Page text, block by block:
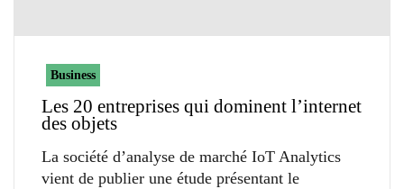
Business
Les 20 entreprises qui dominent l’internet
des objets
La société d’analyse de marché IoT Analytics
vient de publier une étude présentant le